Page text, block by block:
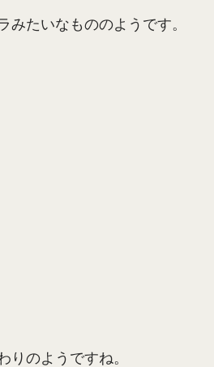
みたいなもののようです。
りのようですね。